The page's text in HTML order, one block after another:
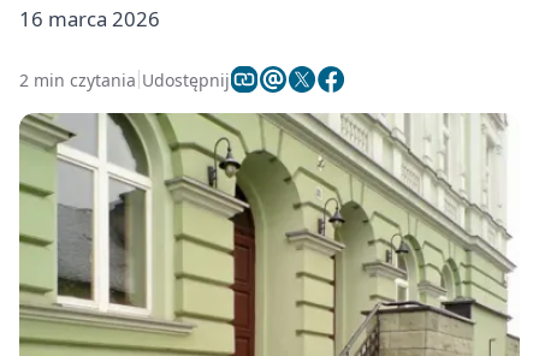
16 marca 2026
2 min czytania Udostępnij